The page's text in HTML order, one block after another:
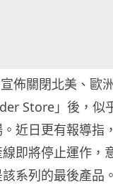
佈關閉北美、歐
Store」後，似
近日更有報導指
即將停止運作，
系列的最後產品。